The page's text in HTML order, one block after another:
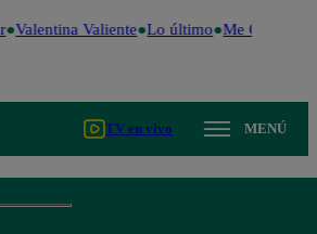
Valentina Valiente Lo último Me Caigo de
TV en vivo MENÚ